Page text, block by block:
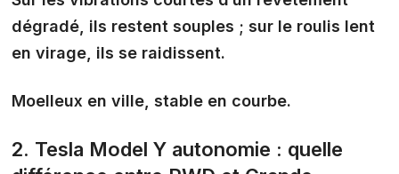
dégradé, ils restent souples ; sur le roulis lent
en virage, ils se raidissent.
Moelleux en ville, stable en courbe.
2. Tesla Model Y autonomie : quelle